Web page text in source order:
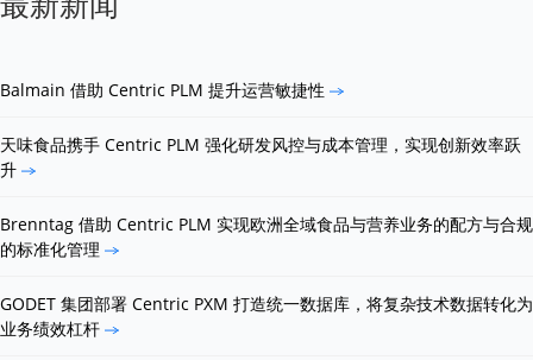
Balmain 借助 Centric PLM 提升运营敏捷性
天味食品携手 Centric PLM 强化研发风控与成本管理，实现创新效率跃
升
Brenntag 借助 Centric PLM 实现欧洲全域食品与营养业务的配方与合规
的标准化管理
GODET 集团部署 Centric PXM 打造统一数据库，将复杂技术数据转化为
业务绩效杠杆